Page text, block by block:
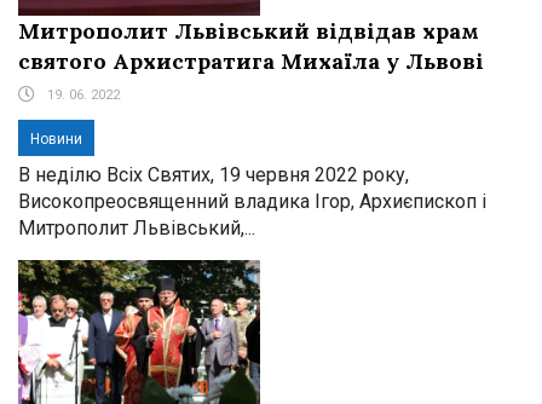
Митрополит Львівський відвідав храм
святого Архистратига Михаїла у Львові
19. 06. 2022
Новини
В неділю Всіх Святих, 19 червня 2022 року,
Високопреосвященний владика Ігор, Архиєпископ і
Митрополит Львівський,...